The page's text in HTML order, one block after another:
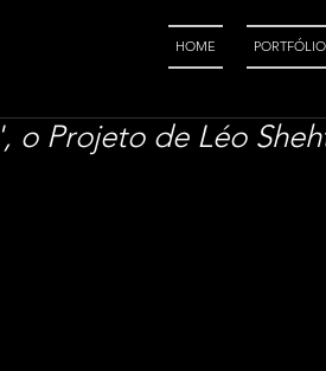
HOME PORTFÓLIO
o Projeto de Léo